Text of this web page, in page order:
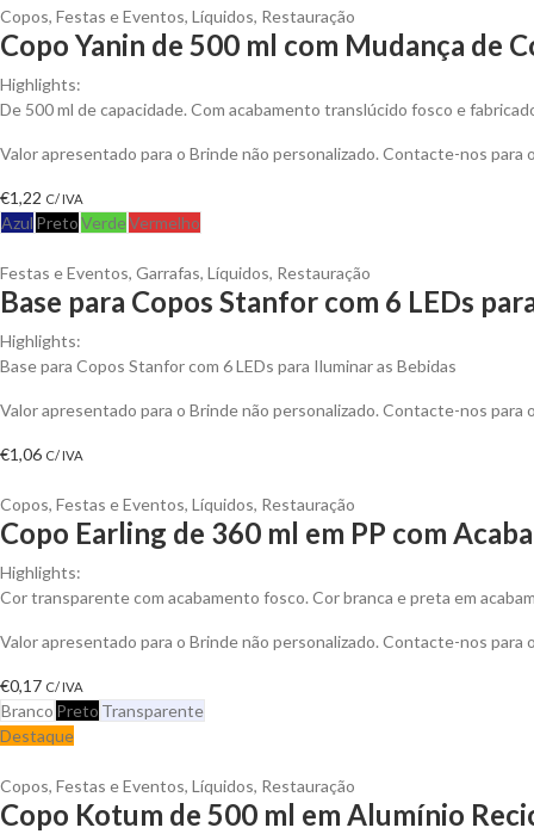
Copos, Festas e Eventos, Líquidos, Restauração
Copo Yanin de 500 ml com Mudança de
Highlights:
De 500 ml de capacidade. Com acabamento translúcido fosco e
Valor apresentado para o Brinde não personalizado. Contacte-nos
€1,22 C/ IVA
Azul PretoVerdeVermelho
Festas e Eventos, Garrafas, Líquidos, Restauração
Base para Copos Stanfor com 6 LEDs
Highlights:
Base para Copos Stanfor com 6 LEDs para Iluminar as Bebidas
Valor apresentado para o Brinde não personalizado. Contacte-nos
€1,06 C/ IVA
Copos, Festas e Eventos, Líquidos, Restauração
Copo Earling de 360 ml em PP com
Highlights:
Cor transparente com acabamento fosco. Cor branca e preta em
Valor apresentado para o Brinde não personalizado. Contacte-nos
€0,17 C/ IVA
Branco Preto Transparente
Destaque
Copos, Festas e Eventos, Líquidos, Restauração
Copo Kotum de 500 ml em Alumínio